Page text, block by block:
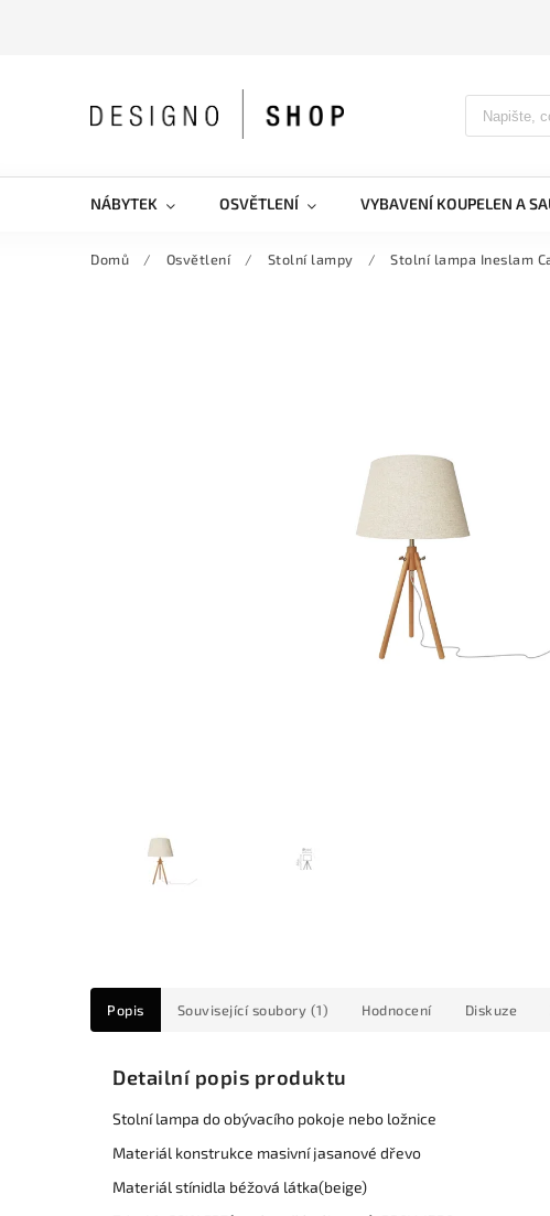
NÁBYTEK OSVĚTLENÍ VYBAVENÍ KOUPELEN A
Domů / Osvětlení / Stolní lampy / Stolní lampa Ineslam
Popis Související soubory (1) Hodnocení Diskuze
Detailní popis produktu
Stolní lampa do obývacího pokoje nebo ložnice
Materiál konstrukce masivní jasanové dřevo
Materiál stínidla béžová látka(beige)